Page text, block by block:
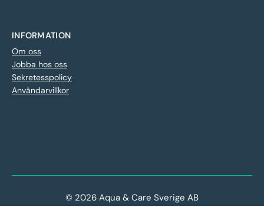
INFORMATION
Om oss
Jobba hos oss
Sekretesspolicy
Användarvillkor
© 2026 Aqua & Care Sverige AB